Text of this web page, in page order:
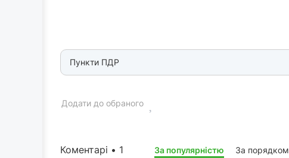
Пункти ПДР
Додати до обраного
Коментарі • 1 За популярністю За порядком